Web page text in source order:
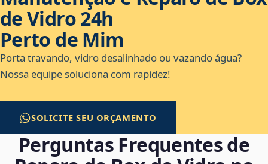
de Vidro 24h
Perto de Mim
Porta travando, vidro desalinhado ou vazando água?
Nossa equipe soluciona com rapidez!
SOLICITE SEU ORÇAMENTO
Perguntas Frequentes de